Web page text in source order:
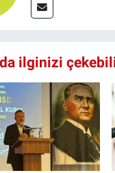
ilginizi